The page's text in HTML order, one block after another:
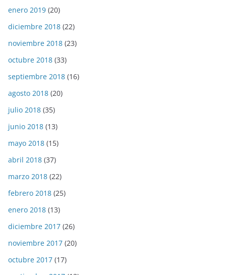
enero 2019 (20)
diciembre 2018 (22)
noviembre 2018 (23)
octubre 2018 (33)
septiembre 2018 (16)
agosto 2018 (20)
julio 2018 (35)
junio 2018 (13)
mayo 2018 (15)
abril 2018 (37)
marzo 2018 (22)
febrero 2018 (25)
enero 2018 (13)
diciembre 2017 (26)
noviembre 2017 (20)
octubre 2017 (17)